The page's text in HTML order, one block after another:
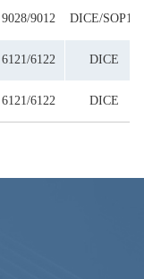
9028/9012 DICE/SOP16
6121/6122 DICE
6121/6122 DICE